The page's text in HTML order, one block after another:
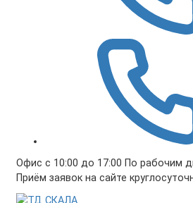
Офис с 10:00 до 17:00 По рабочим
Приём заявок на сайте